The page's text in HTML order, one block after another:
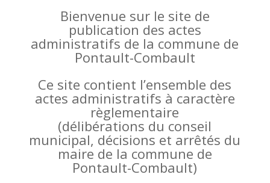
Bienvenue sur le site de
publication des actes
administratifs de la commune de
Pontault-Combault
Ce site contient l’ensemble des
actes administratifs à caractère
règlementaire
(délibérations du conseil
municipal, décisions et arrêtés du
maire de la commune de
Pontault-Combault)